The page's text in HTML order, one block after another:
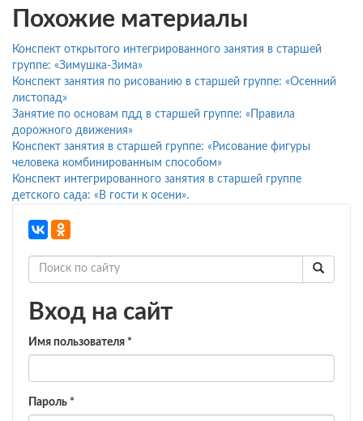
Похожие материалы
Конспект открытого интегрированного занятия в старшей
группе: «Зимушка-Зима»
Конспект занятия по рисованию в старшей группе: «Осенний
листопад»
Занятие по основам пдд в старшей группе: «Правила
дорожного движения»
Конспект занятия в старшей группе: «Рисование фигуры
человека комбинированным способом»
Конспект интегрированного занятия в старшей группе
детского сада: «В гости к осени».
Вход на сайт
Имя пользователя *
Пароль *